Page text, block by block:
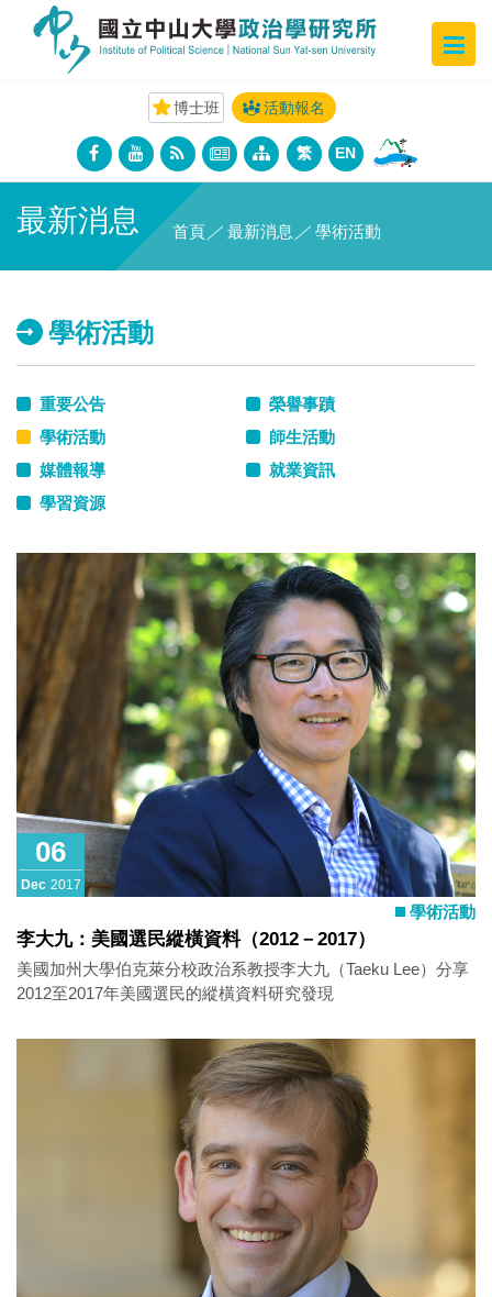
博士班 活動報名
繁 EN
最新消息 首頁 ／ 最新消息 ／ 學術活動
學術活動
06
Dec 2017
學術活動
李大九：美國選民縱橫資料（2012－2017）
美國加州大學伯克萊分校政治系教授李大九（Taeku Lee）分享
2012至2017年美國選民的縱橫資料研究發現
重要公告
榮譽事蹟
學術活動
師生活動
媒體報導
就業資訊
學習資源